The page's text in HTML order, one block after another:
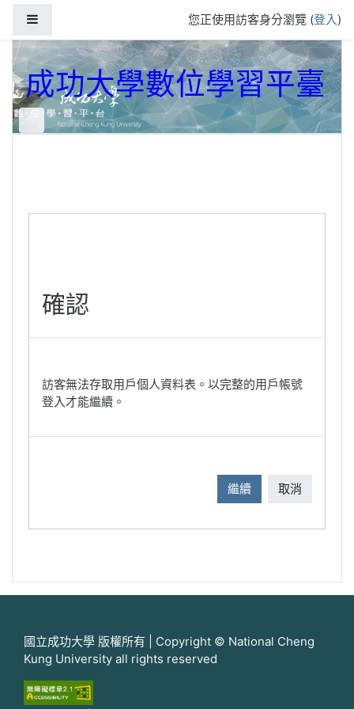
您正使用訪客身分瀏覽 (登入)
成功大學數位學習平臺
確認
訪客無法存取用戶個人資料表。以完整的用戶帳號
登入才能繼續。
繼續 取消
國立成功大學 版權所有 | Copyright © National Cheng
Kung University all rights reserved